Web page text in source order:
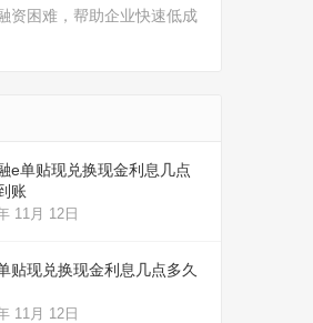
资困难，帮助企业快速低成
e单贴现兑换现金利息几点
账
11月 12日
贴现兑换现金利息几点多久
11月 12日